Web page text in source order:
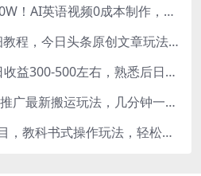
小红书三个月涨粉10W！AI英语视频0成本制作，每天轻松日入2000+
GPT爆文玩法的详细教程，今日头条原创文章玩法实操讲解，简单操作月入5000
网创项目，刚上手日收益300-500左右，熟悉后日收益1500-3000
外面收费980，短剧推广最新搬运玩法，几分钟一个作品，日入1000
拼多多店铺虚拟项目，教科书式操作玩法，轻松月入1000